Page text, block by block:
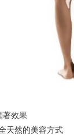
著效果
天然的美容方式